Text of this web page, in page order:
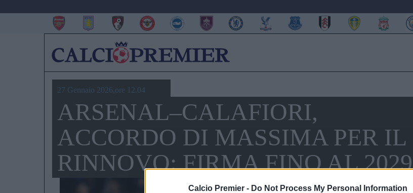
Calcio Premier - Do Not Process My Personal Information
27 Gennaio 2026,ore 12.04
ARSENAL–CALAFIORI,
ACCORDO DI MASSIMA PER IL
RINNOVO: FIRMA FINO AL 2029